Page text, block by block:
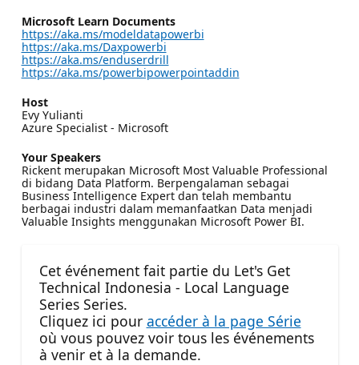
Microsoft Learn Documents
https://aka.ms/modeldatapowerbi
https://aka.ms/Daxpowerbi
https://aka.ms/enduserdrill
https://aka.ms/powerbipowerpointaddin
Host
Evy Yulianti
Azure Specialist - Microsoft
Your Speakers
Rickent merupakan Microsoft Most Valuable Professional
di bidang Data Platform. Berpengalaman sebagai
Business Intelligence Expert dan telah membantu
berbagai industri dalam memanfaatkan Data menjadi
Valuable Insights menggunakan Microsoft Power BI.
Cet événement fait partie du Let's Get
Technical Indonesia - Local Language
Series Series.
Cliquez ici pour accéder à la page Série
où vous pouvez voir tous les événements
à venir et à la demande.